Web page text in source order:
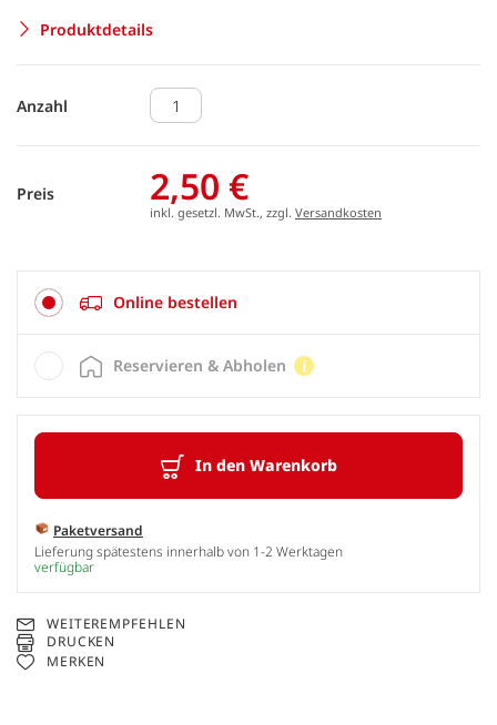
Produktdetails
Anzahl
Preis 2,50 €
inkl. gesetzl. MwSt., zzgl. Versandkosten
Online bestellen
In den Warenkorb
Paketversand
Lieferung spätestens innerhalb von 1-2 Werktagen
verfügbar
Reservieren & Abholen
WEITEREMPFEHLEN
DRUCKEN
MERKEN